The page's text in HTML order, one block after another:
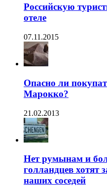
Российскую
отеле
07.11.2015
Опасно ли
Марокко?
21.02.2013
Нет румынам и
голландцев хотят
наших соседей